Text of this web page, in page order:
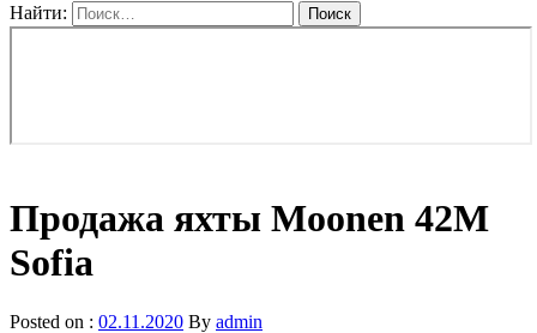
Найти:
Продажа яхты Moonen 42M
Sofia
Posted on : 02.11.2020 By admin